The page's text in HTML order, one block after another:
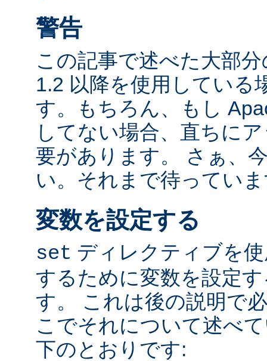
警告
この記事で述べた大部
1.2 以降を使用している
す。もちろん、もし
してない場合、直ちに
要があります。 さぁ、
い。それまで待ってい
変数を設定する
set ディレクティブを
するために変数を設定
す。 これは後の説明で
こでそれについて述べ
下のとおりです: